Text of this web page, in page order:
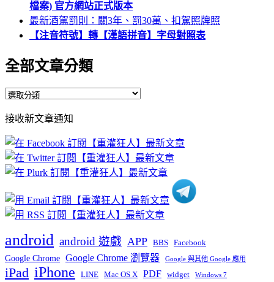
檔案) 官方網站正式版本
最新酒駕罰則：關3年、罰30萬、扣駕照牌照
【注音符號】轉【漢語拼音】字母對照表
全部文章分類
全
文
章
分
類
接收新文章通知
android android 遊戲 APP BBS Facebook
Google Chrome Google Chrome 瀏覽器 Google 與其他 Google 應用
iPad iPhone LINE Mac OS X PDF widget Windows 7